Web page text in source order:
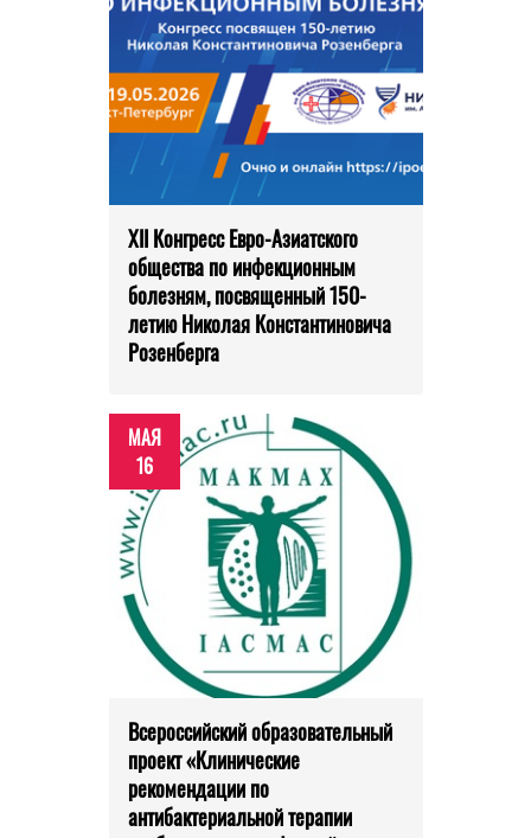
XII Конгресс Евро-Азиатского
общества по инфекционным
болезням, посвященный 150-
летию Николая Константиновича
Розенберга
МАЯ
16
Всероссийский образовательный
проект «Клинические
рекомендации по
антибактериальной терапии